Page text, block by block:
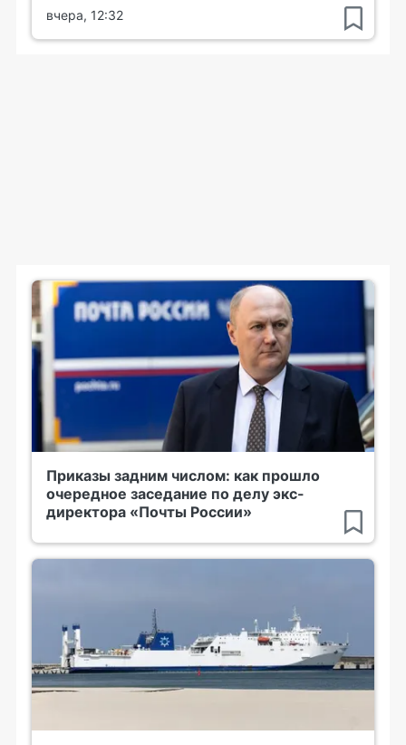
вчера, 12:32
Приказы задним числом: как прошло
очередное заседание по делу экс-
директора «Почты России»